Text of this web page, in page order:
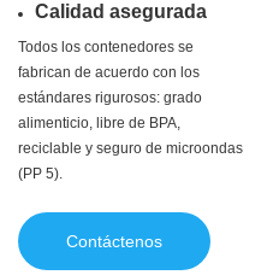
Calidad asegurada
Todos los contenedores se
fabrican de acuerdo con los
estándares rigurosos: grado
alimenticio, libre de BPA,
reciclable y seguro de microondas
(PP 5).
Contáctenos